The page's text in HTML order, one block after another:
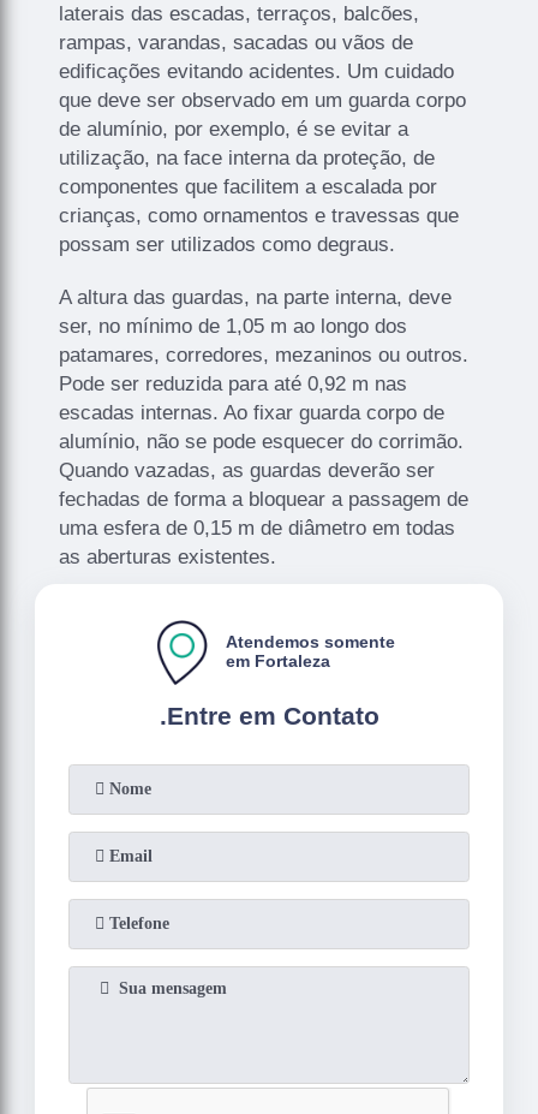
laterais das escadas, terraços, balcões,
rampas, varandas, sacadas ou vãos de
edificações evitando acidentes. Um cuidado
que deve ser observado em um guarda corpo
de alumínio, por exemplo, é se evitar a
utilização, na face interna da proteção, de
componentes que facilitem a escalada por
crianças, como ornamentos e travessas que
possam ser utilizados como degraus.
A altura das guardas, na parte interna, deve
ser, no mínimo de 1,05 m ao longo dos
patamares, corredores, mezaninos ou outros.
Pode ser reduzida para até 0,92 m nas
escadas internas. Ao fixar guarda corpo de
alumínio, não se pode esquecer do corrimão.
Quando vazadas, as guardas deverão ser
fechadas de forma a bloquear a passagem de
uma esfera de 0,15 m de diâmetro em todas
as aberturas existentes.
.Entre em Contato
Atendemos somente
em Fortaleza